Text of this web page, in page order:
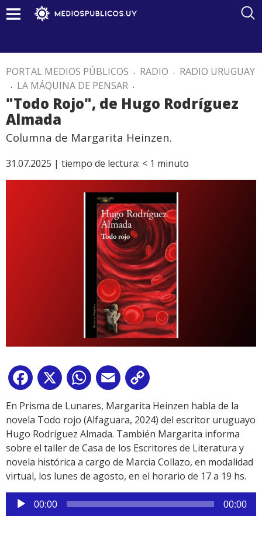
PORTAL MEDIOS PÚBLICOS . RADIO . RADIO URUGUAY
. LA MÁQUINA DE PENSAR .
"Todo Rojo", de Hugo Rodríguez
Almada
Columna de Margarita Heinzen.
31.07.2025 | tiempo de lectura: < 1 minuto
Facebook
X WhatsApp
Email
Link
En Prisma de Lunares, Margarita Heinzen habla de la
novela Todo rojo (Alfaguara, 2024) del escritor uruguayo
Hugo Rodríguez Almada. También Margarita informa
sobre el taller de Casa de los Escritores de Literatura y
novela histórica a cargo de Marcia Collazo, en modalidad
virtual, los lunes de agosto, en el horario de 17 a 19 hs.
Reproductor
de
00:00 00:00